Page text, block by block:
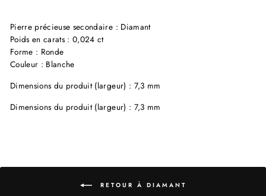
Pierre précieuse secondaire : Diamant
Poids en carats : 0,024 ct
Forme : Ronde
Couleur : Blanche
Dimensions du produit (largeur) : 7,3 mm
Dimensions du produit (largeur) : 7,3 mm
RETOUR À DIAMANT